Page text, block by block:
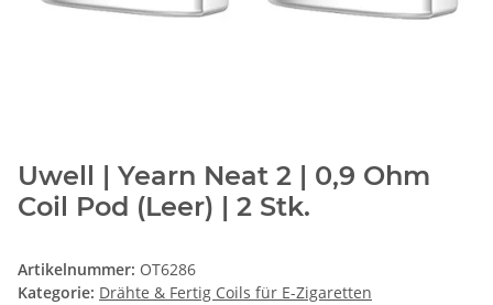
Uwell | Yearn Neat 2 | 0,9 Ohm
Coil Pod (Leer) | 2 Stk.
Artikelnummer: OT6286
Kategorie: Drähte & Fertig Coils für E-Zigaretten